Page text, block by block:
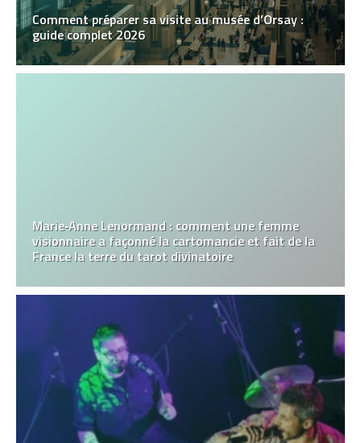
Comment préparer sa visite au musée d’Orsay :
guide complet 2026
Marie‑Anne Lenormand : comment une femme
visionnaire a façonné la cartomancie et fait de la
France la terre du tarot divinatoire